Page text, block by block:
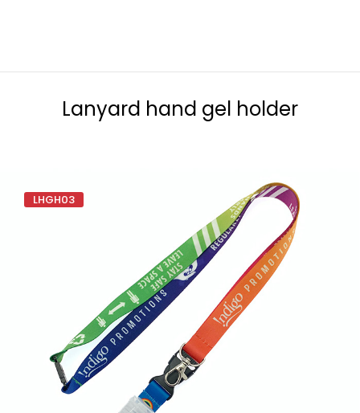
Lanyard hand gel holder
LHGH03